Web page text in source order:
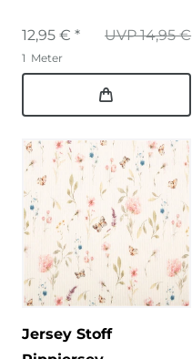
UVP 14,95 €
12,95 € *
1 Meter
Jersey Stoff